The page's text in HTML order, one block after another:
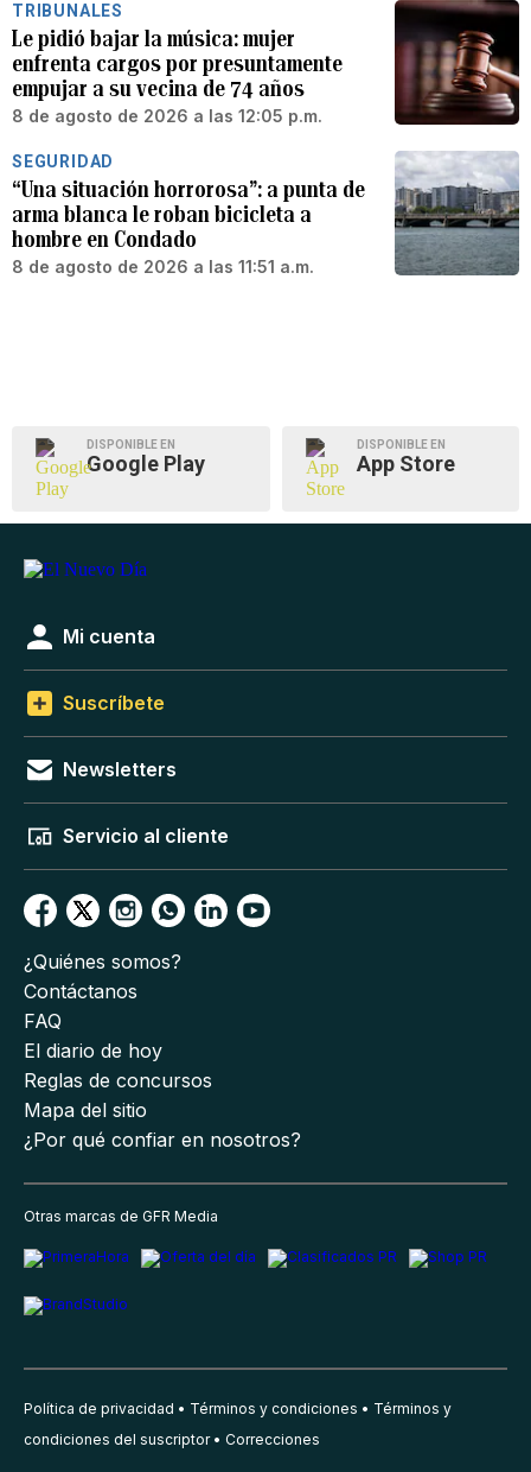
TRIBUNALES
Le pidió bajar la música: mujer
enfrenta cargos por presuntamente
empujar a su vecina de 74 años
8 de agosto de 2026 a las 12:05 p.m.
SEGURIDAD
“Una situación horrorosa”: a punta de
arma blanca le roban bicicleta a
hombre en Condado
8 de agosto de 2026 a las 11:51 a.m.
DISPONIBLE EN
Google Play
DISPONIBLE EN
App Store
Mi cuenta
Suscríbete
Newsletters
Servicio al cliente
¿Quiénes somos?
Contáctanos
FAQ
El diario de hoy
Reglas de concursos
Mapa del sitio
¿Por qué confiar en nosotros?
Otras marcas de GFR Media
Política de privacidad Términos y condiciones
Términos y
condiciones del suscriptor
Correcciones